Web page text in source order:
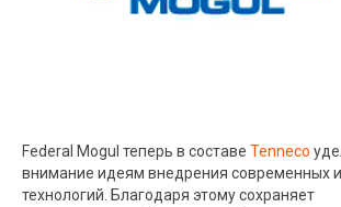
Federal Mogul теперь в составе Tenneco
внимание идеям внедрения современных
технологий. Благодаря этому сохраняет